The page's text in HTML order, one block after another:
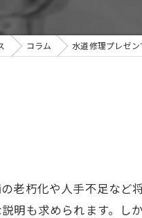
コラム 水道修理プレゼ
老朽化や人手不足など
明も求められます。し